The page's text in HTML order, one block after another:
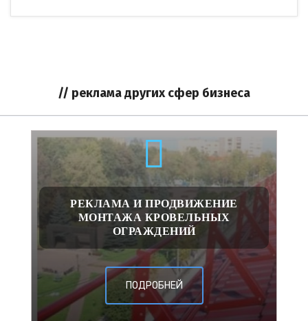
// реклама других сфер бизнеса
РЕКЛАМА И ПРОДВИЖЕНИЕ
МОНТАЖА КРОВЕЛЬНЫХ
ОГРАЖДЕНИЙ
ПОДРОБНЕЙ